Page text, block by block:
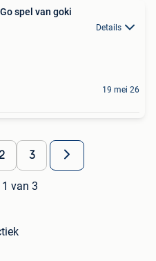
spel van goki
Details
19 mei 26
2 3
van 3